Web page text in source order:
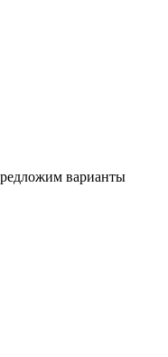
варианты